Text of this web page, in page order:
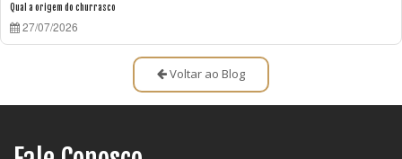
Qual a origem do churrasco
27/07/2026
Voltar ao Blog